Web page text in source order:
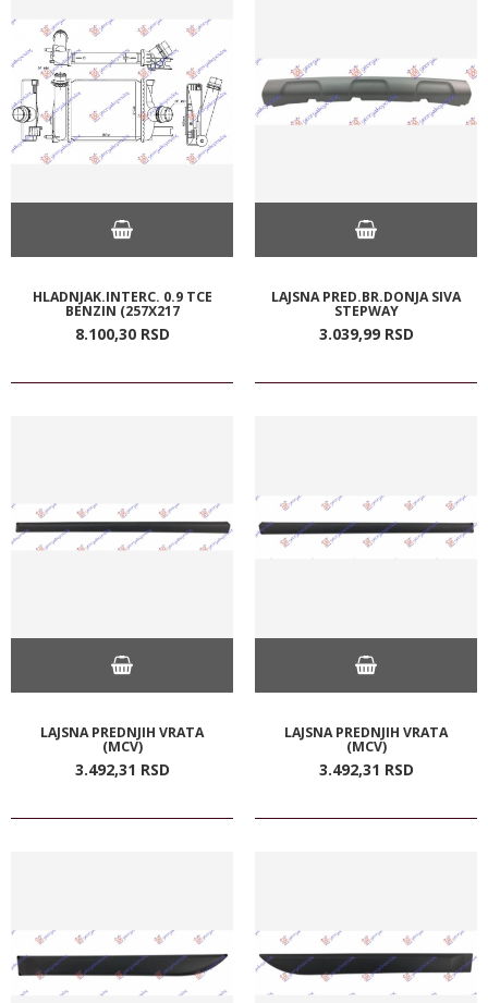
HLADNJAK.INTERC. 0.9 TCE
BENZIN (257X217
8.100,30 RSD
LAJSNA PRED.BR.DONJA SIVA
STEPWAY
3.039,99 RSD
LAJSNA PREDNJIH VRATA
(MCV)
3.492,31 RSD
LAJSNA PREDNJIH VRATA
(MCV)
3.492,31 RSD